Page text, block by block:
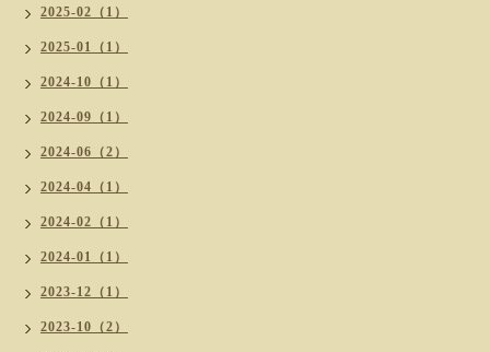
2025-02（1）
2025-01（1）
2024-10（1）
2024-09（1）
2024-06（2）
2024-04（1）
2024-02（1）
2024-01（1）
2023-12（1）
2023-10（2）